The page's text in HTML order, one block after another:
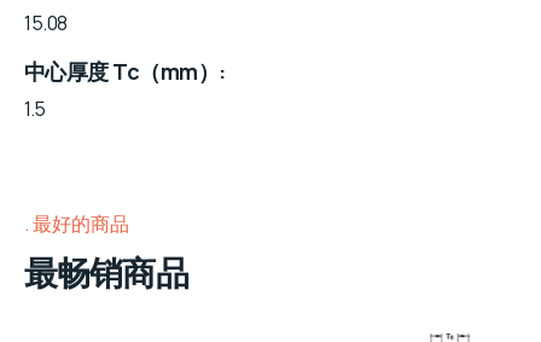
15.08
中心厚度 Tc（mm）
1.5
最好的商品
最畅销商品